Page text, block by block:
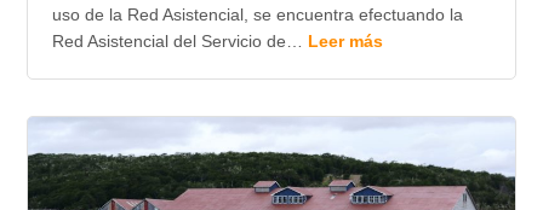
uso de la Red Asistencial, se encuentra efectuando la
Red Asistencial del Servicio de… Leer más